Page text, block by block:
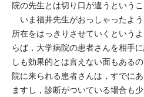
院の先生とは切り口が違うというこ
いま福井先生がおっしゃったよ
所在をはっきりさせていくという
らば，大学病院の患者さんを相手
しも効果的とは言えない面もある
院に来られる患者さんは，すでに
ますし，診断がついている場合も